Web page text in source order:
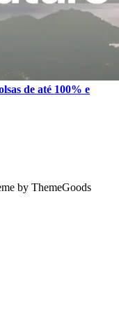
de até 100% e
by ThemeGoods